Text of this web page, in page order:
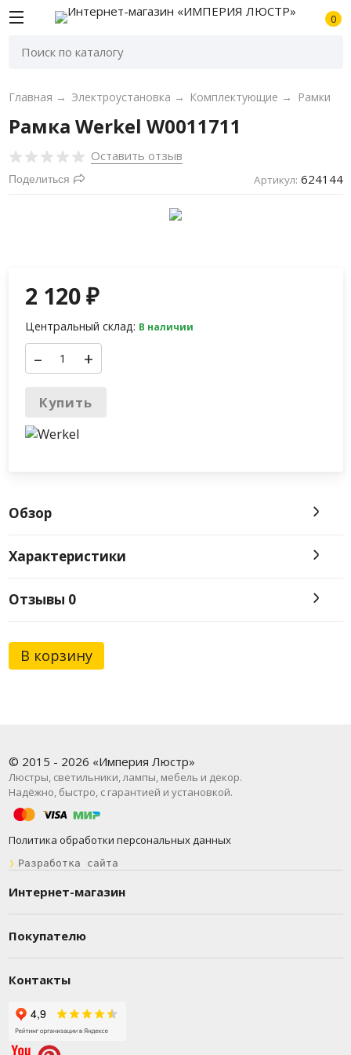
0
Главная → Электроустановка → Комплектующие → Рамки
Рамка Werkel W0011711
Оставить отзыв
Поделиться Артикул: 624144
2 120₽
Центральный склад: В наличии
– +
Купить
Обзор
Характеристики
Отзывы 0
В корзину
© 2015 - 2026 «Империя Люстр»
Люстры, светильники, лампы, мебель и декор.
Надёжно, быстро, с гарантией и установкой.
Политика обработки персональных данных
❯ Разработка сайта
Интернет-магазин
Покупателю
Контакты